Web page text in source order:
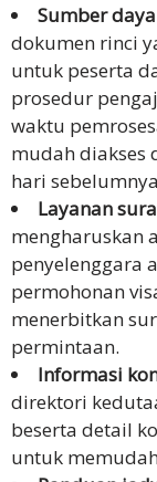
Sumber
dokumen rinci
untuk peserta
prosedur
waktu
mudah diakses
hari
Layanan
mengharuskan
penyelenggara
permohonan
menerbitkan
permintaan.
Informasi
direktori
beserta detail
untuk